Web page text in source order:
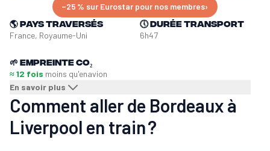
−25 % sur Eurostar pour nos membres›
🌎Pays traversés
France, Royaume-Uni
🕔Durée transport
6h47
🌱 Empreinte CO₂
≈ 12 fois moins qu'enavion
En savoir plus
Comment aller de Bordeaux à
Liverpool en train ?